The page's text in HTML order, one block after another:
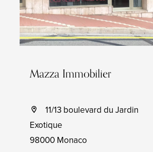
Mazza Immobilier
11/13 boulevard du Jardin
Exotique
98000 Monaco